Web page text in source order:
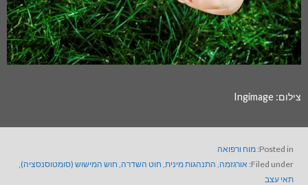
צילום: Ingimage
Posted in: מוח ורפואה
Filed under: אורגזמה, התנהגות מינית, חוט השדרה, חוש המישוש (סומטוסנסציה),
תאי עצב